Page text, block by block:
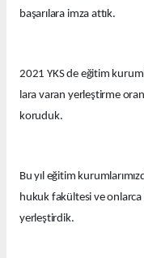
başarılara imza attık.
2021 YKS de eğitim
lara varan yerleştirme
koruduk.
Bu yıl eğitim
hukuk fakültesi ve
yerleştirdik.